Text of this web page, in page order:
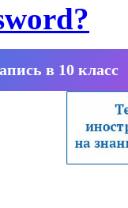
в 10 класс